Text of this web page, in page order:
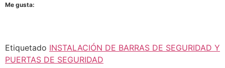
Me gusta:
Etiquetado INSTALACIÓN DE BARRAS DE SEGURIDAD Y
PUERTAS DE SEGURIDAD